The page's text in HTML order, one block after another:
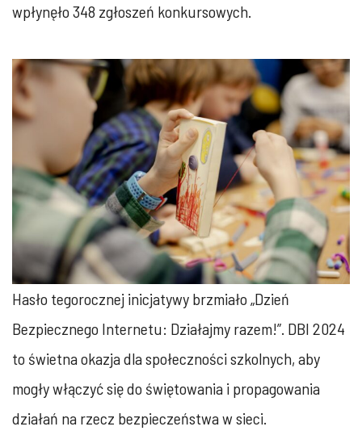
wpłynęło 348 zgłoszeń konkursowych.
Hasło tegorocznej inicjatywy brzmiało „Dzień
Bezpiecznego Internetu: Działajmy razem!”. DBI 2024
to świetna okazja dla społeczności szkolnych, aby
mogły włączyć się do świętowania i propagowania
działań na rzecz bezpieczeństwa w sieci.